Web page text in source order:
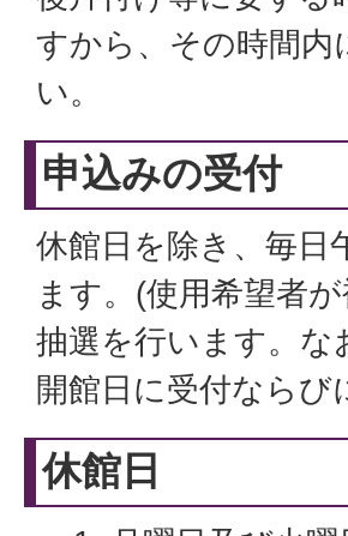
すから、その時間
い。
申込みの受付
休館日を除き、毎日
ます。(使用希望者
抽選を行います。な
開館日に受付なら
休館日